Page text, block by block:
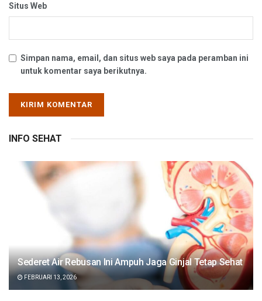
Situs Web
Simpan nama, email, dan situs web saya pada peramban ini
untuk komentar saya berikutnya.
INFO SEHAT
Sederet Air Rebusan Ini Ampuh Jaga Ginjal Tetap Sehat
FEBRUARI 13, 2026